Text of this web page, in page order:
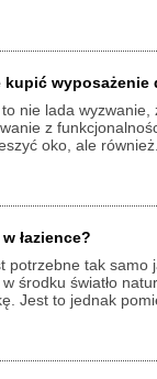
wyposażenie
nie lada wyzwanie,
z
oko, ale
łazience?
potrzebne tak
środku światło
Jest to jednak